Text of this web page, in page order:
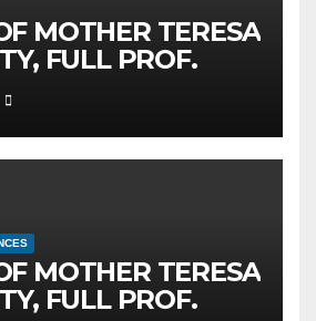
MOTHER TERESA
FULL PROF.
PH.D.,
OFFICIAL
THE
OF JSC
MOTHER TERESA
FULL PROF.